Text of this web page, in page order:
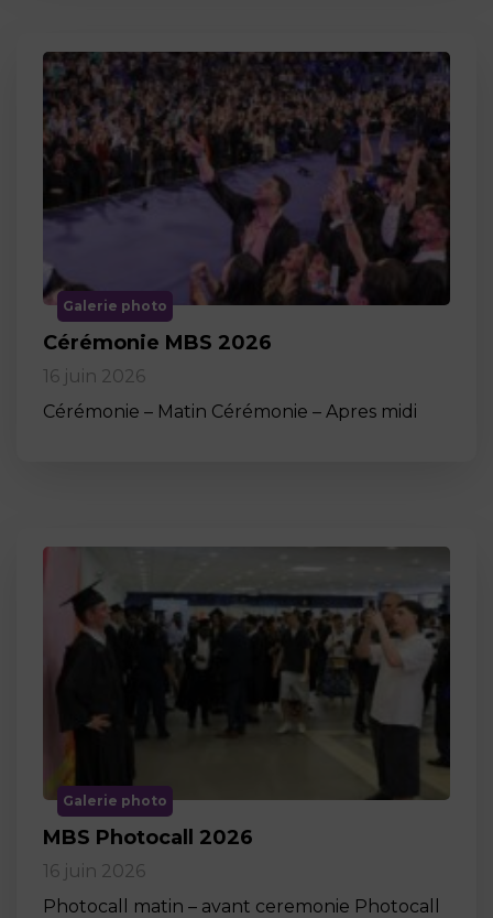
Galerie photo
Cérémonie MBS 2026
16 juin 2026
Cérémonie – Matin Cérémonie – Apres midi
Galerie photo
MBS Photocall 2026
16 juin 2026
Photocall matin – avant ceremonie Photocall